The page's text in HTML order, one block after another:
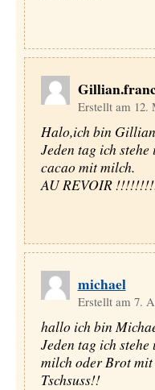
Erstellt am 12.
Halo,ich bin
Jeden tag ich
cacao mit milch.
AU REVOIR
michael
Erstellt am 7.
hallo ich bin
Jeden tag ich
milch oder Brot
Tschsuss!!